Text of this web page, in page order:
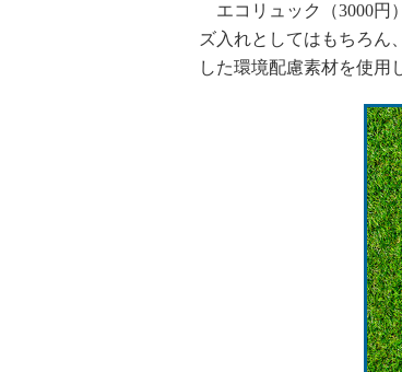
エコリュック（3000円
ズ入れとしてはもちろん
した環境配慮素材を使用